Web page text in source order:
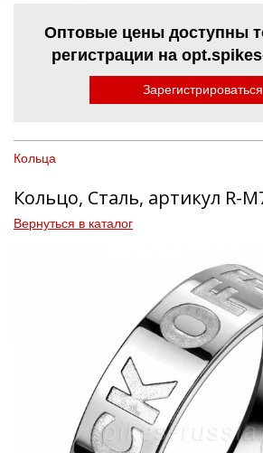
Оптовые цены доступны
регистрации на
Зарегистрироваться
Кольца
Кольцо, Сталь, артикул R-
Вернуться в каталог